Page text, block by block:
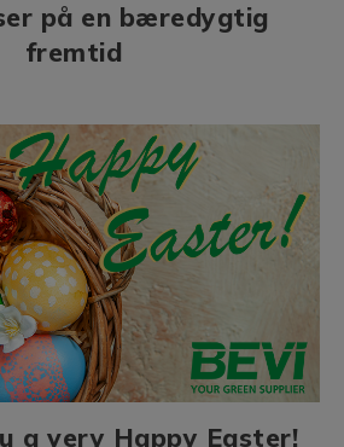
på en bæredygtig
fremtid
a very Happy Easter!